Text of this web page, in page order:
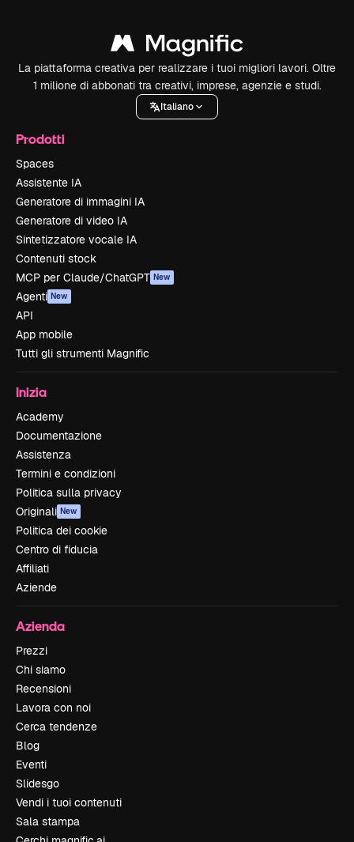
La piattaforma creativa per realizzare i tuoi migliori lavori. Oltre
1 milione di abbonati tra creativi, imprese, agenzie e studi.
Italiano
Prodotti
Spaces
Assistente IA
Generatore di immagini IA
Generatore di video IA
Sintetizzatore vocale IA
Contenuti stock
MCP per Claude/ChatGPT New
Agenti New
API
App mobile
Tutti gli strumenti Magnific
Inizia
Academy
Documentazione
Assistenza
Termini e condizioni
Politica sulla privacy
Originali New
Politica dei cookie
Centro di fiducia
Affiliati
Aziende
Azienda
Prezzi
Chi siamo
Recensioni
Lavora con noi
Cerca tendenze
Blog
Eventi
Slidesgo
Vendi i tuoi contenuti
Sala stampa